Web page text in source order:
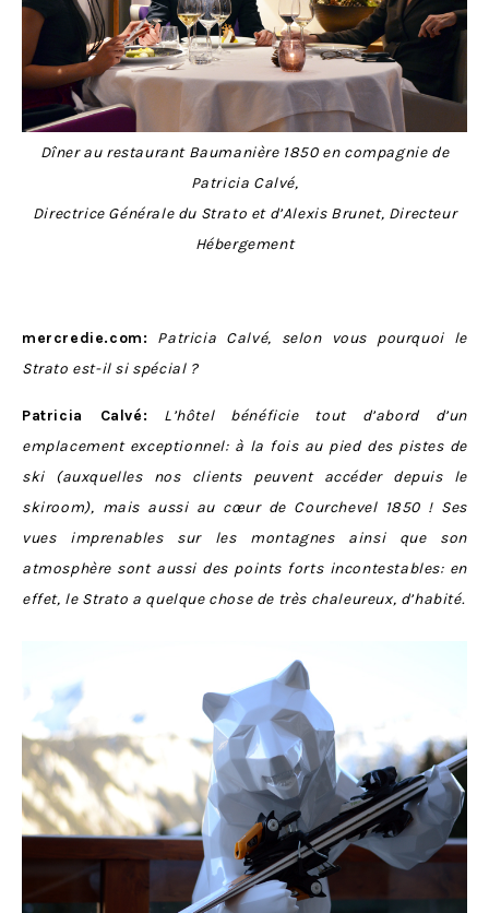
Dîner au restaurant Baumanière 1850 en compagnie de
Patricia Calvé,
Directrice Générale du Strato et d’Alexis Brunet, Directeur
Hébergement
mercredie.com:
Patricia Calvé, selon vous pourquoi le
Strato est-il si spécial ?
Patricia Calvé:
L’hôtel bénéficie tout d’abord d’un
emplacement exceptionnel: à la fois au pied des pistes de
ski (auxquelles nos clients peuvent accéder depuis le
skiroom), mais aussi au cœur de Courchevel 1850 ! Ses
vues imprenables sur les montagnes ainsi que son
atmosphère sont aussi des points forts incontestables: en
effet, le Strato a quelque chose de très chaleureux, d’habité.